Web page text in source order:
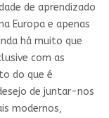
de aprendizado
Europa e apenas
há muito que
com as
do que é
de juntar-nos
modernos,